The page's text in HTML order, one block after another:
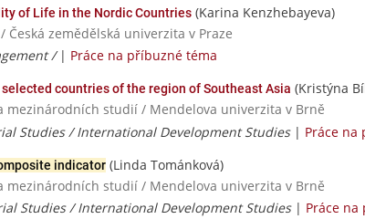
of Life in the Nordic Countries (Karina Kenzhebayeva)
zemědělská univerzita v Praze
/ | Práce na příbuzné téma
countries of the region of Southeast Asia (Kristýna
mezinárodních studií / Mendelova univerzita v Brně
Studies / International Development Studies| Práce na
indicator (Linda Tománková)
mezinárodních studií / Mendelova univerzita v Brně
Studies / International Development Studies| Práce